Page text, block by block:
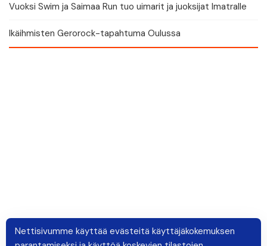
Vuoksi Swim ja Saimaa Run tuo uimarit ja juoksijat Imatralle
Ikäihmisten Gerorock-tapahtuma Oulussa
Nettisivumme käyttää evästeitä käyttäjäkokemuksen